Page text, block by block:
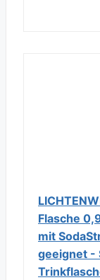
Flasche
mit
geeignet -